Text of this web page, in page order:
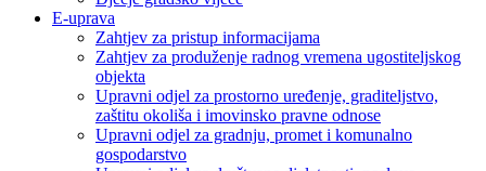
E-uprava
Zahtjev za pristup informacijama
Zahtjev za produženje radnog vremena ugostiteljskog
objekta
Upravni odjel za prostorno uređenje, graditeljstvo,
zaštitu okoliša i imovinsko pravne odnose
Upravni odjel za gradnju, promet i komunalno
gospodarstvo